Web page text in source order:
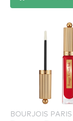
BOURJOIS PARIS